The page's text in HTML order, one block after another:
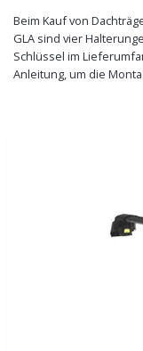
Beim Kauf von
GLA sind vier
Schlüssel im
Anleitung, um die